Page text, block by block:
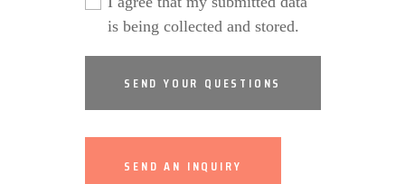
is being collected and stored.
SEND AN INQUIRY